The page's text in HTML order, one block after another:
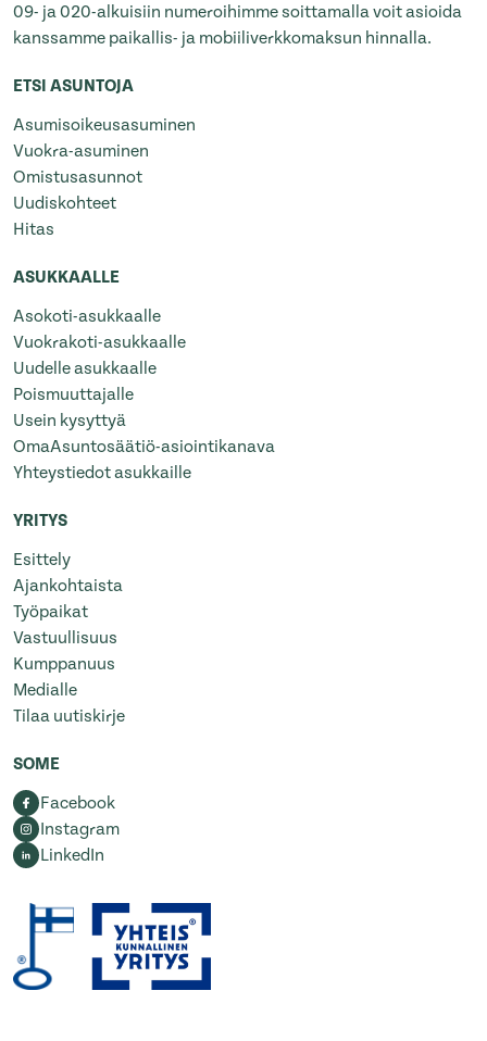
09- ja 020-alkuisiin numeroihimme soittamalla voit asioida
kanssamme paikallis- ja mobiiliverkkomaksun hinnalla.
ETSI ASUNTOJA
Asumisoikeusasuminen
Vuokra-asuminen
Omistusasunnot
Uudiskohteet
Hitas
ASUKKAALLE
Asokoti-asukkaalle
Vuokrakoti-asukkaalle
Uudelle asukkaalle
Poismuuttajalle
Usein kysyttyä
OmaAsuntosäätiö-asiointikanava
Yhteystiedot asukkaille
YRITYS
Esittely
Ajankohtaista
Työpaikat
Vastuullisuus
Kumppanuus
Medialle
Tilaa uutiskirje
SOME
Facebook
Instagram
LinkedIn